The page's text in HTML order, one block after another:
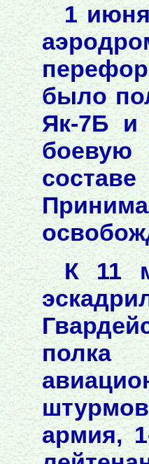
1
было
Як-7Б и
боевую
К 11
полка
армия,